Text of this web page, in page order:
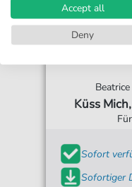
Küss
Sofort
Sofortiger
Accept all
Deny